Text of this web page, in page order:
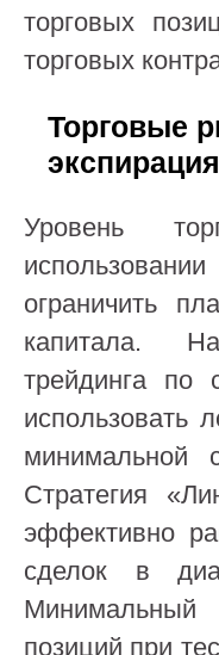
торговых
торговых
Торговые
Уровень
ограничить
капитала.
трейдинга по
использовать
минимальной
Стратегия
эффективно
сделок в
позиций при